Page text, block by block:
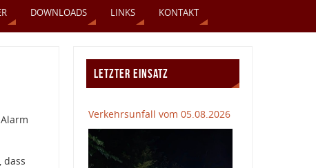
DOWNLOADS LINKS KONTAKT
dass
LETZTER EINSATZ
Verkehrsunfall vom 05.08.2026